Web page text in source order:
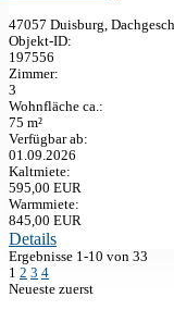
47057 Duisburg,
Objekt-ID:
197556
Zimmer:
3
Wohnfläche ca.:
75 m²
Verfügbar ab:
01.09.2026
Kaltmiete:
595,00 EUR
Warmmiete:
845,00 EUR
Details
Ergebnisse 1-10 von 33
1 2 3 4
Neueste zuerst